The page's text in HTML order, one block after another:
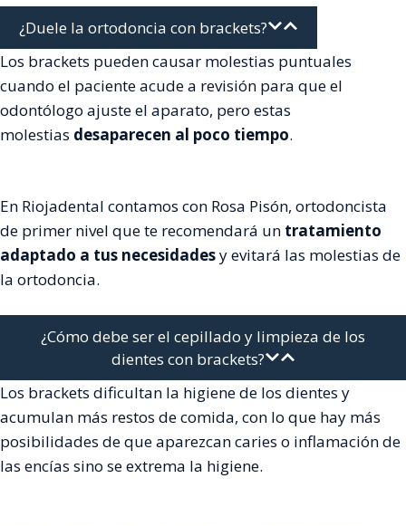
¿Duele la ortodoncia con brackets?
Los brackets pueden causar molestias puntuales
cuando el paciente acude a revisión para que el
odontólogo ajuste el aparato, pero estas
molestias desaparecen al poco tiempo.
En Riojadental contamos con Rosa Pisón, ortodoncista
de primer nivel que te recomendará un tratamiento
adaptado a tus necesidadesy evitará las molestias de
la ortodoncia.
¿Cómo debe ser el cepillado y limpieza de los
dientes con brackets?
Los brackets dificultan la higiene de los dientes y
acumulan más restos de comida, con lo que hay más
posibilidades de que aparezcan caries o inflamación de
las encías sino se extrema la higiene.